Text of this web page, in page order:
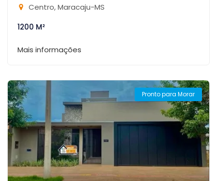
Centro, Maracaju-MS
1200 M²
Mais informações
Pronto para Morar